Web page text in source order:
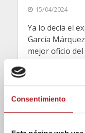
Consentimiento
15/04/2024
Ya lo decía el
García
mejor oficio